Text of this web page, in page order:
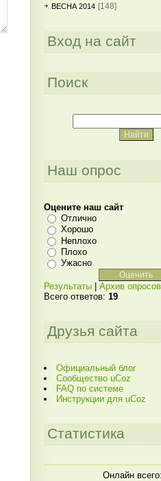
ВЕСНА 2014 [148]
Вход на сайт
Поиск
Наш опрос
Оцените наш сайт
Отлично
Хорошо
Неплохо
Плохо
Ужасно
Результаты
Архив опросов
Всего ответов: 19
Друзья сайта
Официальный блог
Сообщество uCoz
FAQ по системе
Инструкции для uCoz
Статистика
Онлайн всего: